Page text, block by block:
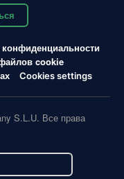
cookie
Cookies settings
S.L.U. Все права